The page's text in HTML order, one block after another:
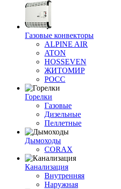
Газовые конвекторы
ALPINE AIR
ATON
HOSSEVEN
ЖИТОМИР
РОСС
Горелки
Газовые
Дизельные
Пеллетные
Дымоходы
CORAX
Канализация
Внутренняя
Наружная